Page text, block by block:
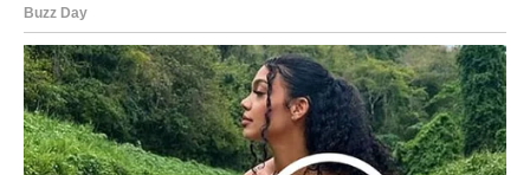
majice
lagane košulje
haljine
donje rublje
odjeća od miješanih materijala